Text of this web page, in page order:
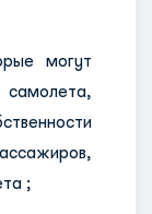
могут
;